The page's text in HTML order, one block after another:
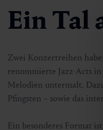
Ein Tal
Zwei Konzertreihen
renommierte Jazz-Acts
Melodien untermalt.
Pfingsten – sowie das
Ein besonderes Format ist